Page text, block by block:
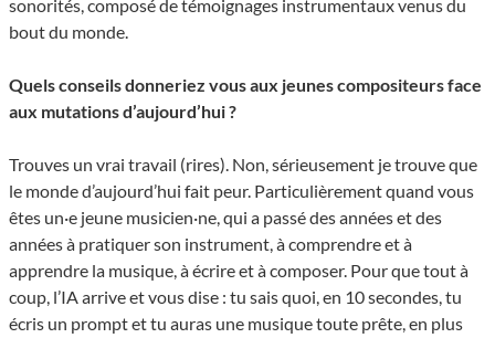
sonorités, composé de témoignages instrumentaux venus du
bout du monde.
Quels conseils donneriez vous aux jeunes compositeurs face
aux mutations d’aujourd’hui ?
Trouves un vrai travail (rires). Non, sérieusement je trouve que
le monde d’aujourd’hui fait peur. Particulièrement quand vous
êtes un·e jeune musicien·ne, qui a passé des années et des
années à pratiquer son instrument, à comprendre et à
apprendre la musique, à écrire et à composer. Pour que tout à
coup, l’IA arrive et vous dise : tu sais quoi, en 10 secondes, tu
écris un prompt et tu auras une musique toute prête, en plus